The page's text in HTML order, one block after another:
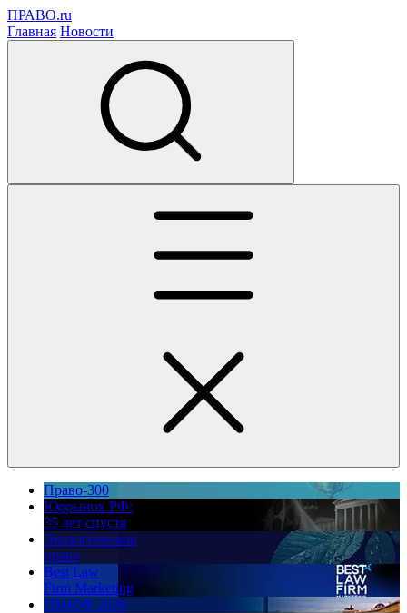
ПРАВО.ru
Главная Новости
Право-300
Юррынок РФ:
35 лет спустя
Экологическое
право
Best Law
Firm Marketing
ПМЮФ 2026